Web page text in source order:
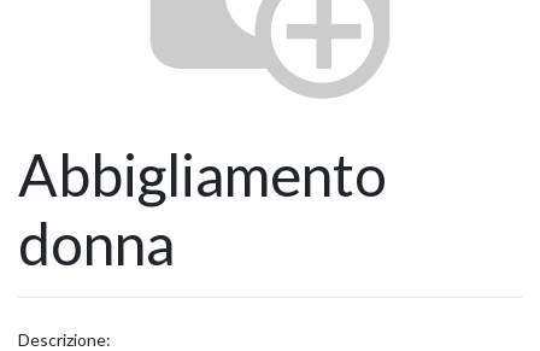
Abbigliamento
donna
Descrizione: